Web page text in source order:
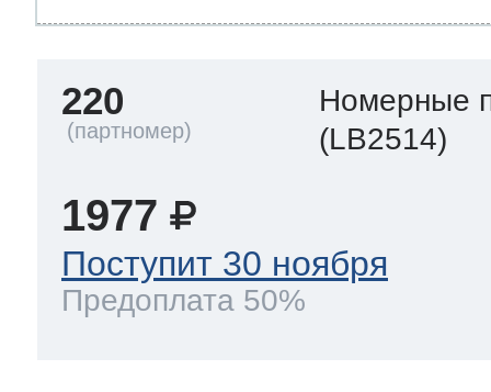
220
Номерные
(LB2514)
1977
Поступит 30 ноября
Предоплата 50%